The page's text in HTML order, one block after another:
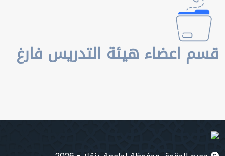
قسم اعضاء هيئة التدريس فارغ